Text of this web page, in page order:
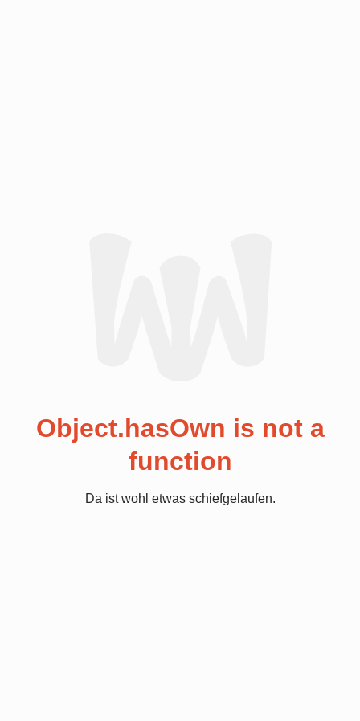
Object.hasOwn is not a
function
Da ist wohl etwas schiefgelaufen.